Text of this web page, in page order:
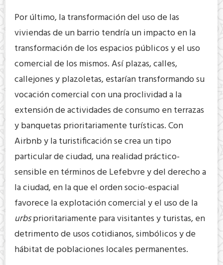
Por último, la transformación del uso de las
viviendas de un barrio tendría un impacto en la
transformación de los espacios públicos y el uso
comercial de los mismos. Así plazas, calles,
callejones y plazoletas, estarían transformando su
vocación comercial con una proclividad a la
extensión de actividades de consumo en terrazas
y banquetas prioritariamente turísticas. Con
Airbnb y la turistificación se crea un tipo
particular de ciudad, una realidad práctico-
sensible en términos de Lefebvre y del derecho a
la ciudad, en la que el orden socio-espacial
favorece la explotación comercial y el uso de la
urbsprioritariamente para visitantes y turistas, en
detrimento de usos cotidianos, simbólicos y de
hábitat de poblaciones locales permanentes.